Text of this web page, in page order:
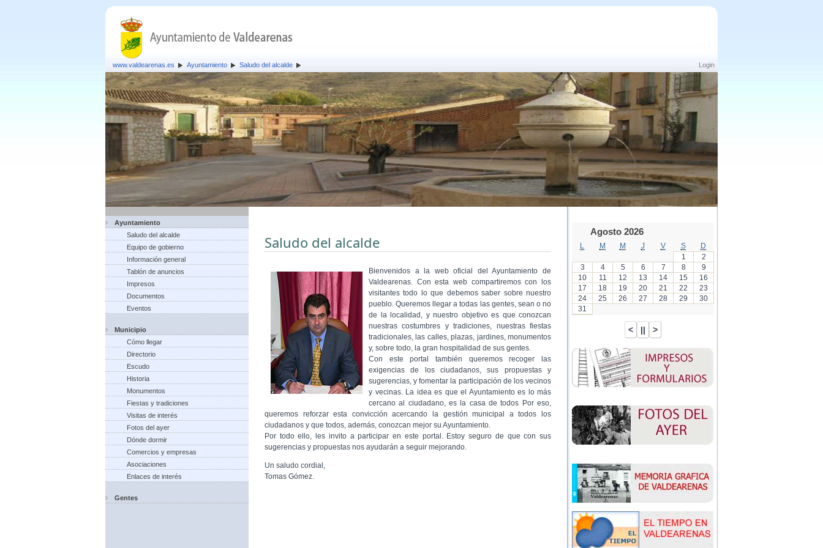
Login
www.valdearenas.es Ayuntamiento Saludo del alcalde
Ayuntamiento
Saludo del alcalde
Equipo de gobierno
Información general
Tablón de anuncios
Impresos
Documentos
Eventos
Municipio
Cómo llegar
Directorio
Escudo
Historia
Monumentos
Fiestas y tradiciones
Visitas de interés
Fotos del ayer
Dónde dormir
Comercios y empresas
Asociaciones
Enlaces de interés
Gentes
Saludo del alcalde
Bienvenidos a la web oficial del Ayuntamiento de
Valdearenas. Con esta web compartiremos con los
visitantes todo lo que debemos saber sobre nuestro
pueblo. Queremos llegar a todas las gentes, sean o no
de la localidad, y nuestro objetivo es que conozcan
nuestras costumbres y tradiciones, nuestras fiestas
tradicionales, las calles, plazas, jardines, monumentos
y, sobre todo, la gran hospitalidad de sus gentes.
Con este portal también queremos recoger las
exigencias de los ciudadanos, sus propuestas y
sugerencias, y fomentar la participación de los vecinos
y vecinas. La idea es que el Ayuntamiento es lo más
cercano al ciudadano, es la casa de todos Por eso,
queremos reforzar esta convicción acercando la gestión municipal a todos los
ciudadanos y que todos, además, conozcan mejor su Ayuntamiento.
Por todo ello, les invito a participar en este portal. Estoy seguro de que con sus
sugerencias y propuestas nos ayudarán a seguir mejorando.
Un saludo cordial,
Tomas Gómez.
Agosto 2026
M M J V S
D
1
2
3
4 5 6 7 8
9
10
11 12 13 14 15
16
17
18 19 20 21 22
23
24
25 26 27 28 29
30
31